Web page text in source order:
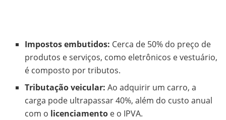
Impostos embutidos: Cerca de 50% do preço de
produtos e serviços, como eletrônicos e vestuário,
é composto por tributos.
Tributação veicular: Ao adquirir um carro, a
carga pode ultrapassar 40%, além do custo anual
com o licenciamento e o IPVA.